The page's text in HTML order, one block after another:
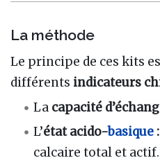
La méthode
Le principe de ces kits
différents indicateurs
La capacité
L’état acido-basique :
calcaire total et actif.